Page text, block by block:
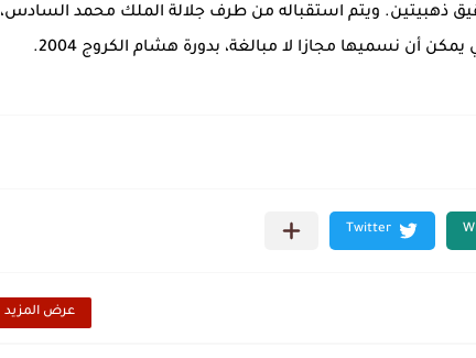
ذهبيتين. ويتم استقباله من طرف جلالة الملك محمد السادس،
أن نسميها مجازا لا مبالغة، بدورة هشام الكروج 2004.
عرض المزيد